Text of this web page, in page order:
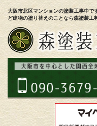
大阪市北区マンションの塗装工事中で
ど建物の塗り替えのことなら森塗装工